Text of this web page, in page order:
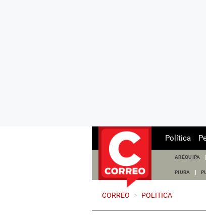
Política
AREQUIPA
PIURA
CORREO > POLITICA